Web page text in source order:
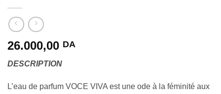
26.000,00 DA
DESCRIPTION
L’eau de parfum VOCE VIVA est une ode à la féminité aux